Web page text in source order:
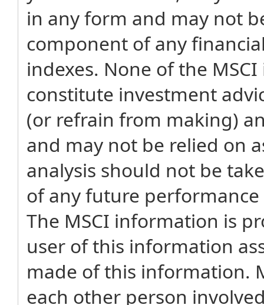
in any form and may not
component of any
indexes. None of the
constitute investment
(or refrain from making)
and may not be relied on
analysis should not be
of any future
The MSCI information is
user of this information
made of this information.
each other person